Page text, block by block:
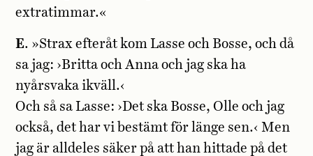
extratimmar.«
E. »Strax efteråt kom Lasse och Bosse, och då
sa jag: ›Britta och Anna och jag ska ha
nyårsvaka ikväll.‹
Och så sa Lasse: ›Det ska Bosse, Olle och jag
också, det har vi bestämt för länge sen.‹ Men
jag är alldeles säker på att han hittade på det